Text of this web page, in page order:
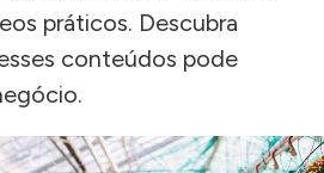
práticos. Descubra
conteúdos pode